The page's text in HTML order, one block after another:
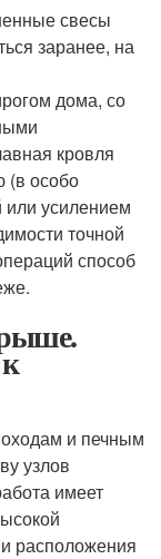
свесы
заранее, на
дома, со
кровля
(в особо
или усилением
точной
способ
и печным
узлов
имеет
расположения